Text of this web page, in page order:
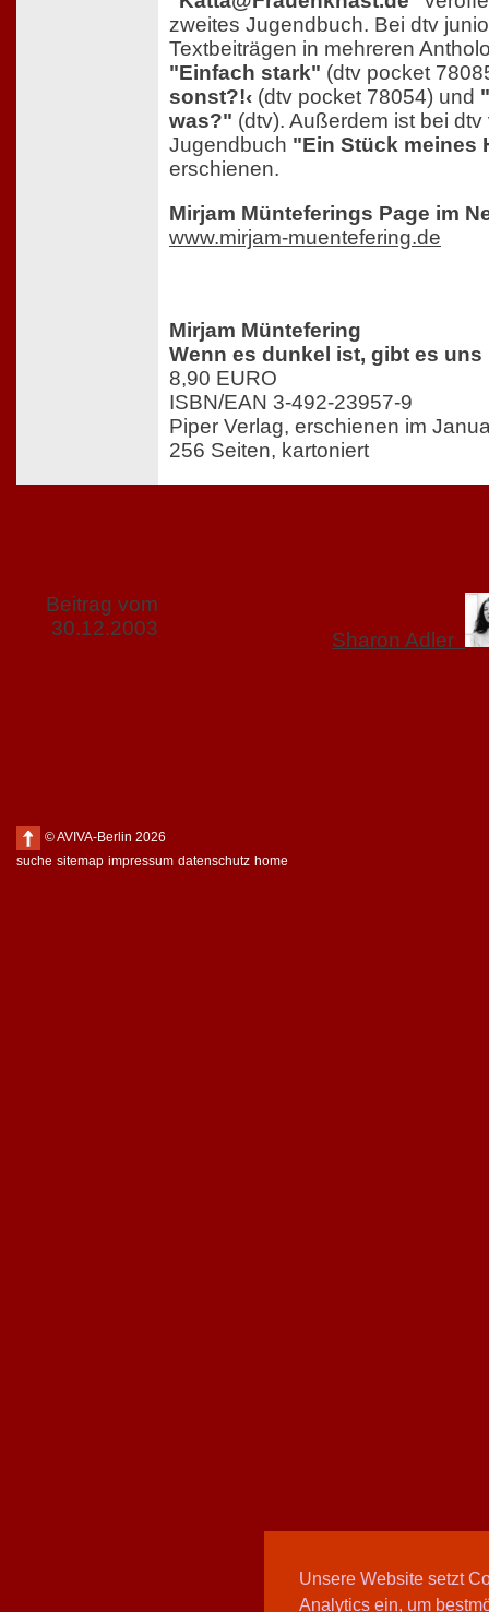
Unsere Website setzt
Analytics ein, um
zweites Jugendbuch. Bei dtv
Textbeiträgen in mehreren
"Einfach stark" (dtv pocket
sonst?!‹ (dtv pocket 78054) und
was?" (dtv). Außerdem ist bei
Jugendbuch "Ein Stück meines
erschienen.
Mirjam Münteferings Page im
www.mirjam-muentefering.de
Mirjam Müntefering
Wenn es dunkel ist, gibt es uns
8,90 EURO
ISBN/EAN 3-492-23957-9
Piper Verlag, erschienen im
256 Seiten, kartoniert
Beitrag vom
30.12.2003
Sharon Adler
© AVIVA-Berlin 2026
suche sitemap impressum datenschutz home